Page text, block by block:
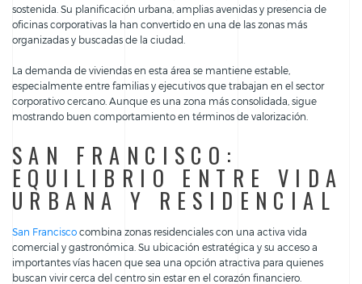
sostenida. Su planificación urbana, amplias avenidas y presencia de
oficinas corporativas la han convertido en una de las zonas más
organizadas y buscadas de la ciudad.
La demanda de viviendas en esta área se mantiene estable,
especialmente entre familias y ejecutivos que trabajan en el sector
corporativo cercano. Aunque es una zona más consolidada, sigue
mostrando buen comportamiento en términos de valorización.
SAN FRANCISCO:
EQUILIBRIO ENTRE VIDA
URBANA Y RESIDENCIAL
San Francisco combina zonas residenciales con una activa vida
comercial y gastronómica. Su ubicación estratégica y su acceso a
importantes vías hacen que sea una opción atractiva para quienes
buscan vivir cerca del centro sin estar en el corazón financiero.